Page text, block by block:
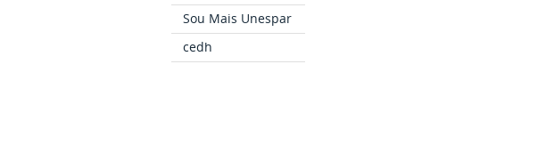
Sou Mais Unespar
cedh